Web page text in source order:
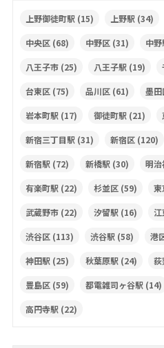
上野御徒町駅(15) 上野駅(34)
中央区(68) 中野区(31) 中野
八王子市(25) 八王子駅(19)
台東区(75) 品川区(61) 墨田
岩本町駅(17) 御徒町駅(21)
新宿三丁目駅(31) 新宿区(120)
新宿駅(72) 新橋駅(30) 明治
有楽町駅(22) 杉並区(59) 東
武蔵野市(22) 汐留駅(16)
渋谷区(113) 渋谷駅(58) 港
神田駅(25) 秋葉原駅(24) 荻
豊島区(59) 都電雑司ヶ谷駅(14)
高円寺駅(22)